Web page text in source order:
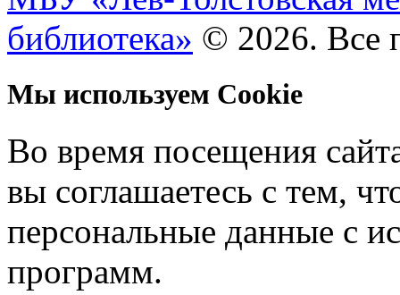
библиотека» © 2026. Все
Мы используем Cookie
Во время посещения
вы соглашаетесь с тем,
персональные данные с
программ.